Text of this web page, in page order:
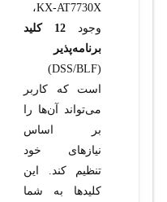
KX-AT7730X،
وجود
12 کلید
برنامه‌پذیر
(DSS/BLF)
است که کاربر
می‌تواند آن‌ها را
بر اساس
نیازهای خود
تنظیم کند. این
کلیدها به شما